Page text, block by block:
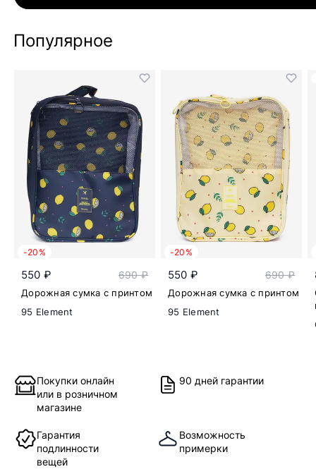
Популярное
-20%
550 ₽ 690 ₽
Дорожная сумка с принтом
95 Element
-20%
550 ₽ 690 ₽
Дорожная сумка с принтом
95 Element
Покупки онлайн
или в розничном
магазине
90 дней гарантии
Гарантия
подлинности
вещей
Возможность
примерки